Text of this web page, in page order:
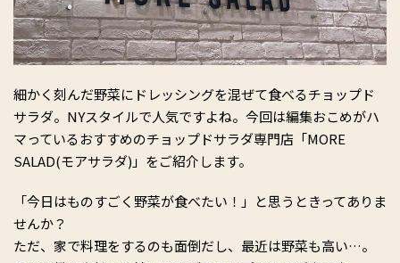
細かく刻んだ野菜にドレッシングを混ぜて食べるチョップド
サラダ。NYスタイルで人気ですよね。今回は編集おこめがハ
マっているおすすめのチョップドサラダ専門店「MORE
SALAD(モアサラダ)」をご紹介します。
「今日はものすごく野菜が食べたい！」と思うときってありま
せんか？
ただ、家で料理をするのも面倒だし、最近は野菜も高い…。